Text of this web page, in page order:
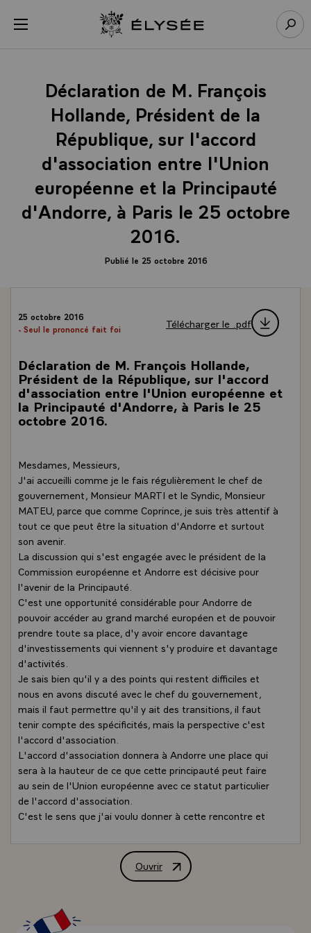
menu Retour à l’accueil Élysée
Déclaration de M. François
Hollande, Président de la
République, sur l'accord
d'association entre l'Union
européenne et la Principauté
d'Andorre, à Paris le 25 octobre
2016.
Publié le 25 octobre 2016
25 octobre 2016
- Seul le prononcé fait foi
Télécharger le .pdf
Déclaration de M. François Hollande,
Président de la République, sur l'accord
d'association entre l'Union européenne et
la Principauté d'Andorre, à Paris le 25
octobre 2016.
Mesdames, Messieurs,
J'ai accueilli comme je le fais régulièrement le chef de
gouvernement, Monsieur MARTI et le Syndic, Monsieur
MATEU, parce que comme Coprince, je suis très attentif à
tout ce que peut être la situation d'Andorre et surtout
son avenir.
La discussion qui s'est engagée avec le président de la
Commission européenne et Andorre est décisive pour
l'avenir de la Principauté.
C'est une opportunité considérable pour Andorre de
pouvoir accéder au grand marché européen et de pouvoir
prendre toute sa place, d'y avoir encore davantage
d'investissements qui viennent s'y produire et davantage
d'activités.
Je sais bien qu'il y a des points qui restent difficiles et
nous en avons discuté avec le chef du gouvernement,
mais il faut permettre qu'il y ait des transitions, il faut
tenir compte des spécificités, mais la perspective c'est
l'accord d'association.
L'accord d'association donnera à Andorre une place qui
sera à la hauteur de ce que cette principauté peut faire
au sein de l'Union européenne avec ce statut particulier
de l'accord d'association.
C'est le sens que j'ai voulu donner à cette rencontre et
président JUNCKER, la Commission européenne, puissent
bien sûr faire respecter les principes et notamment les
reconnaissance d'un certain nombre de spécificités et du
temps nécessaire pour arriver à l'échéance, c'est-à-dire à
Ouvrir
Déclaration de M. François Hollande,
Panneau de gestion des cookies